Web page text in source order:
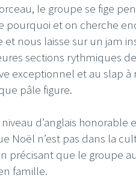
le groupe se fige
et on cherche
et nous laisse sur un jam
sections rythmiques
exceptionnel et au slap à
pâle figure.
d’anglais honorable
Noël n’est pas dans la
précisant que le groupe
famille.